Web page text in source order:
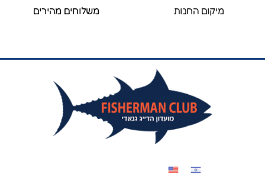
מיקום החנות משלוחים מהירים